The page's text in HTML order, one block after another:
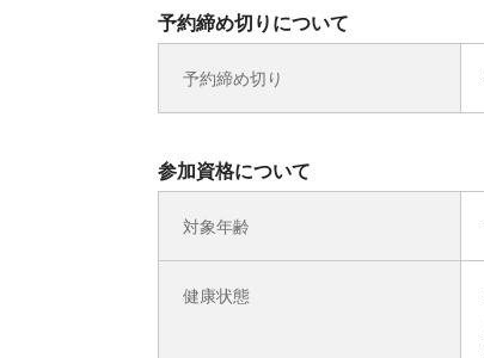
予約締め切りについて
予約締め切り
参加資格について
対象年齢
健康状態